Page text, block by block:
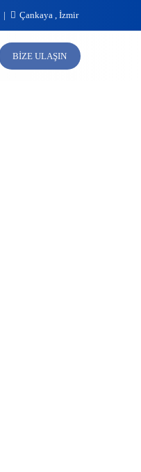
Çankaya , İzmir
BIZE ULAŞIN